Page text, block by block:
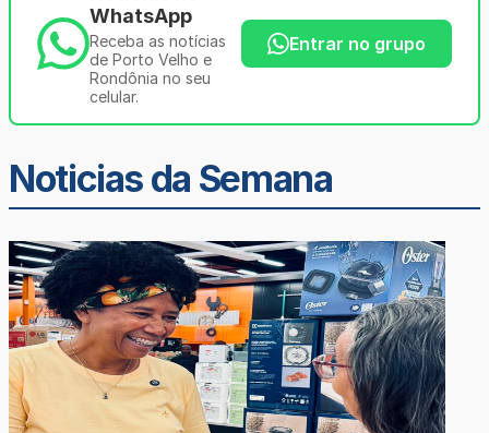
WhatsApp
Receba as notícias
de Porto Velho e
Rondônia no seu
celular.
Entrar no grupo
Noticias da Semana